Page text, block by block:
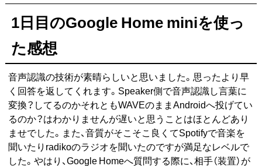
1日目のGoogle Home miniを使っ
た感想
音声認識の技術が素晴らしいと思いました。思ったより早
く回答を返してくれます。Speaker側で音声認識し言葉に
変換？してるのかそれともWAVEのままAndroidへ投げてい
るのか？はわかりませんが遅いと思うことはほとんどあり
ませでした。また、音質がそこそこ良くてSpotifyで音楽を
聞いたりradikoのラジオを聞いたのですが満足なレベルで
した。やはり、Google Homeへ質問する際に、相手（装置）が